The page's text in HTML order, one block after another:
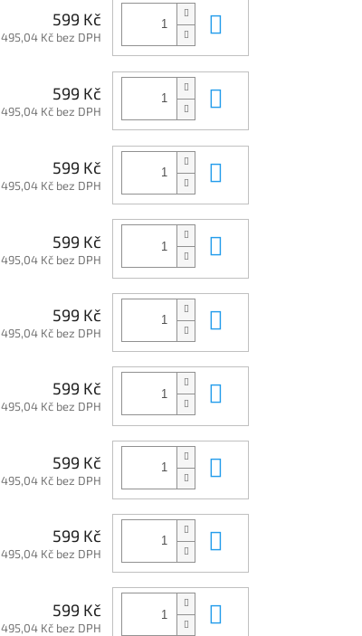
599 Kč
495,04 Kč bez DPH
599 Kč
495,04 Kč bez DPH
599 Kč
495,04 Kč bez DPH
599 Kč
495,04 Kč bez DPH
599 Kč
495,04 Kč bez DPH
599 Kč
495,04 Kč bez DPH
599 Kč
495,04 Kč bez DPH
599 Kč
495,04 Kč bez DPH
599 Kč
495,04 Kč bez DPH